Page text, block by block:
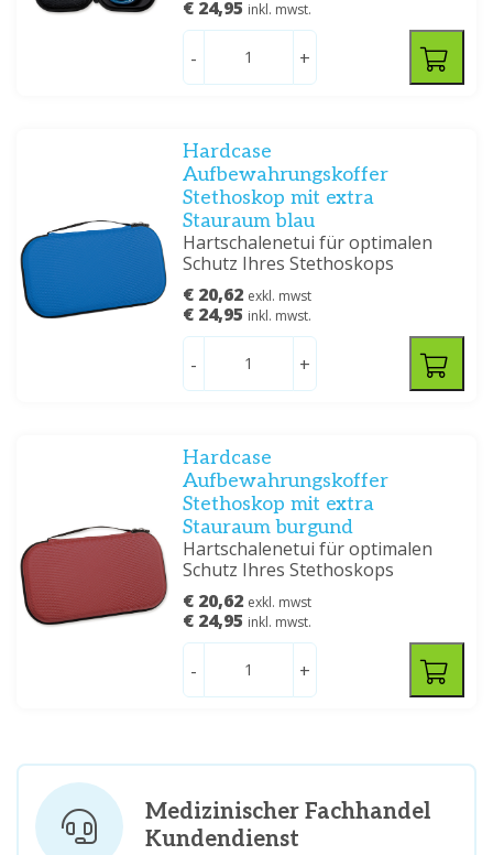
€ 24,95 inkl. mwst.
- +
Hardcase
Aufbewahrungskoffer
Stethoskop mit extra
Stauraum blau
Hartschalenetui für optimalen
Schutz Ihres Stethoskops
€ 20,62 exkl. mwst
€ 24,95 inkl. mwst.
- +
Hardcase
Aufbewahrungskoffer
Stethoskop mit extra
Stauraum burgund
Hartschalenetui für optimalen
Schutz Ihres Stethoskops
€ 20,62 exkl. mwst
€ 24,95 inkl. mwst.
- +
Medizinischer Fachhandel
Kundendienst